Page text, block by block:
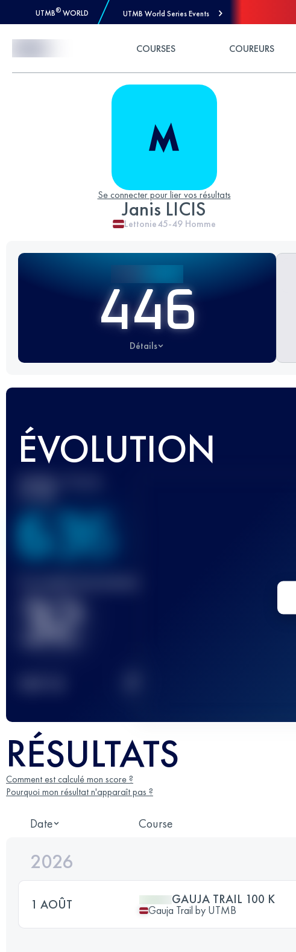
UTMB® WORLD UTMB World Series Events
COURSES COUREURS
Se connecter pour lier vos résultats
Janis LICIS
Lettonie45-49 Homme
446
Détails
ÉVOLUTION
Meilleur Score
636
32
RÉSULTATS
Comment est calculé mon score ?
Pourquoi mon résultat n'apparaît pas ?
Date Course
2026
1 AOÛT GAUJA TRAIL 100 K
Gauja Trail by UTMB